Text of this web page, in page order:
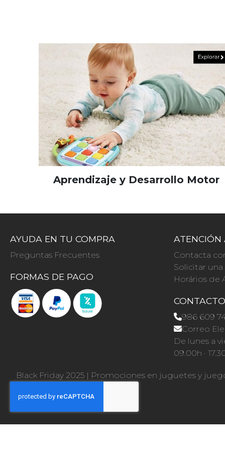
Aprendizaje y Desarrollo Motor
AYUDA EN TU COMPRA
Preguntas Frecuentes
FORMAS DE PAGO
ATENCIÓN
Contacta
Solicitar
Horários de
CONTACTO
986 609
Correo
De lunes a
09.00h ·
Black Friday 2025 | Promociones en juguetes y